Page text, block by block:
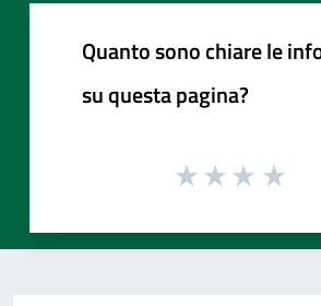
Quanto sono chiare le
su questa pagina?